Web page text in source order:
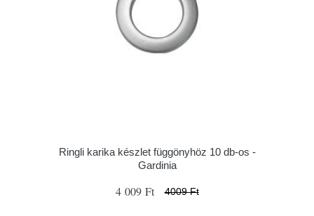
Ringli karika készlet függönyhöz 10 db-os -
Gardinia
4 009 Ft 4009 Ft